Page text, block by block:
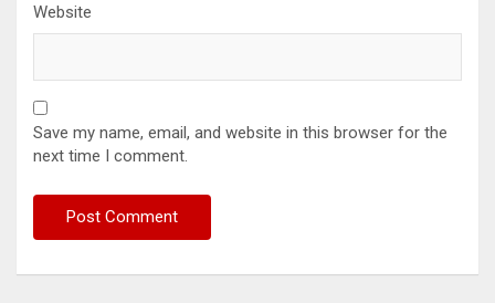
Website
Save my name, email, and website in this browser for the
next time I comment.